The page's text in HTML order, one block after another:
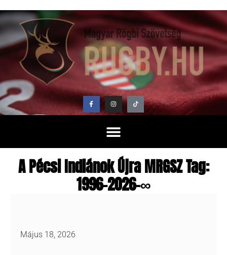
A Pécsi Indiánok Újra MRGSZ Tag:
1996–2026–∞
Május 18, 2026